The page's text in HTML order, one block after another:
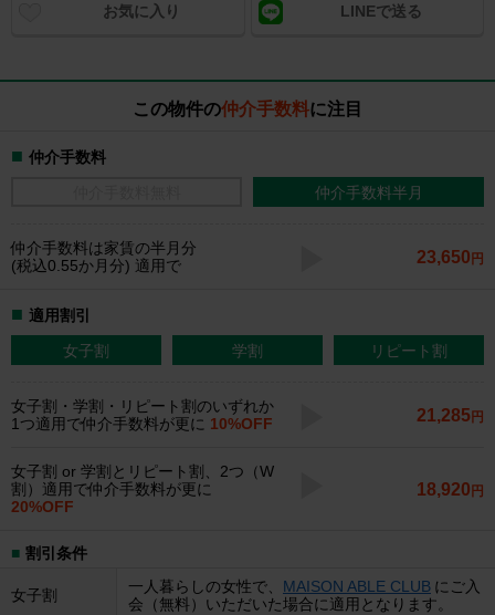
お気に入り LINEで送る
この物件の仲介手数料に注目
仲介手数料
仲介手数料半月
仲介手数料は家賃の半月分
(税込0.55か月分) 適用で
23,650 円
適用割引
女子割
学割 リピート割
女子割・学割・リピート割のいずれか
1つ適用で仲介手数料が更に 10%OFF 21,285円
女子割 or 学割とリピート割、2つ（W
割）適用で仲介手数料が更に
20%OFF
18,920 円
割引条件
女子割 一人暮らしの女性で、 MAISON ABLE CLUB にご入
会（無料）いただいた場合に適用となります。